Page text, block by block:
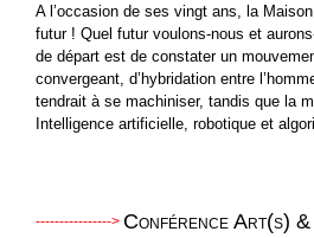
A l’occasion de ses vingt ans, la
futur ! Quel futur voulons-nous et
de départ est de constater un
convergeant, d’hybridation entre
tendrait à se machiniser, tandis que la
Intelligence artificielle, robotique et
Conférence Art(s) &